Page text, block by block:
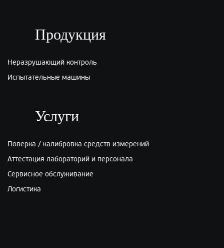
Продукция
Неразрушающий контроль
Испытательные машины
Услуги
Поверка / калибровка средств измерений
Аттестация лабораторий и персонала
Сервисное обслуживание
Логистика